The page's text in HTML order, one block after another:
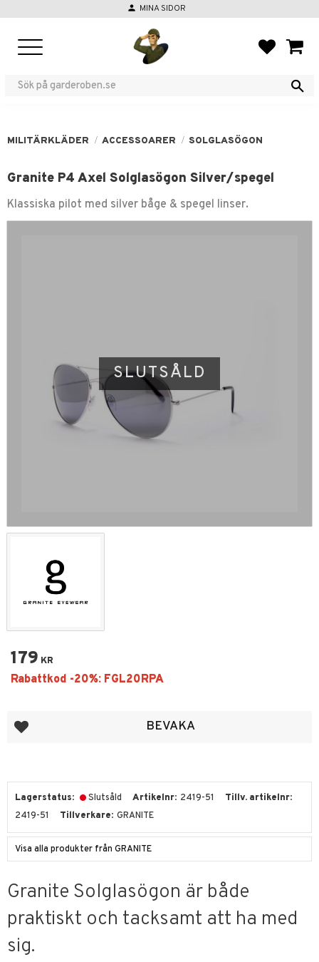
person MINA SIDOR
MILITÄRKLÄDER ACCESSOARER SOLGLASÖGON
Granite P4 Axel Solglasögon Silver/spegel
Klassiska pilot med silver båge & spegel linser.
SLUTSÅLD
179 KR
Lägg till i favoriter BEVAKA
Lagerstatus Slutsåld Artikelnr 2419-51
Tillv. artikelnr
2419-51
Tillverkare GRANITE
Visa alla produkter från GRANITE
Granite Solglasögon är både
praktiskt och tacksamt att ha med
sig.